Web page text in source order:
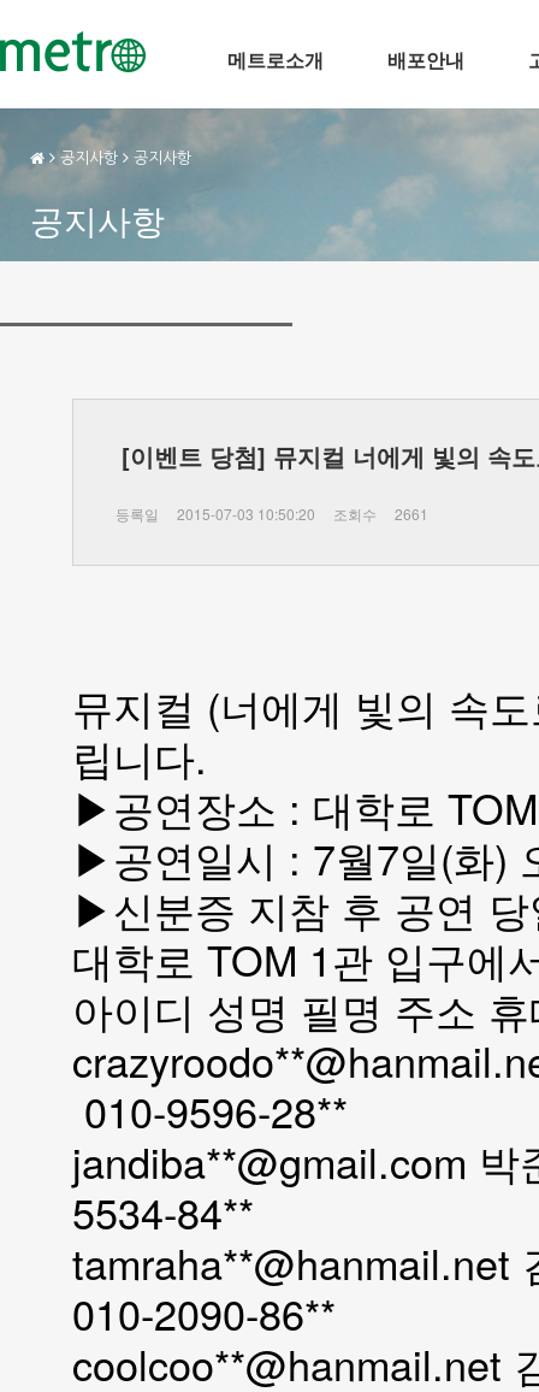
메트로소개 배포안내
공지사항 공지사항
공지사항
[이벤트 당첨] 뮤지컬 너에게 빛의 속
등록일 2015-07-03 10:50:20 조회수 2661
뮤지컬 (너에게 빛의 속
립니다.
▶공연장소 : 대학로
▶공연일시 : 7월7일(화)
▶신분증 지참 후 공연
대학로 TOM 1관 입구에
아이디 성명 필명 주소
010-9596-28**
jandiba**@gmail.com
5534-84**
tamraha**@hanmail.net
010-2090-86**
coolcoo**@hanmail.net